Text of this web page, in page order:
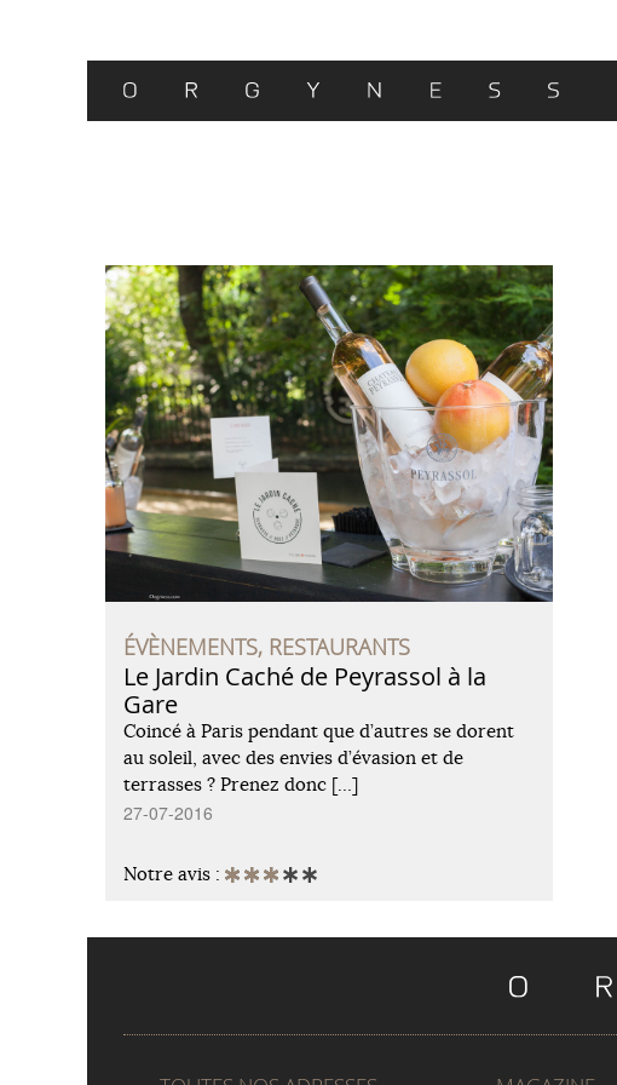
ÉVÈNEMENTS, RESTAURANTS
Le Jardin Caché de Peyrassol à la
Gare
Coincé à Paris pendant que d’autres se dorent
au soleil, avec des envies d’évasion et de
terrasses ? Prenez donc […]
27-07-2016
Notre avis :